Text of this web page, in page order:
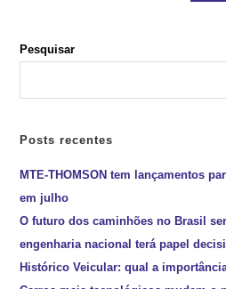
Pesquisar
Posts recentes
MTE-THOMSON tem lançamentos
em julho
O futuro dos caminhões no Brasil
engenharia nacional terá papel
Histórico Veicular: qual a